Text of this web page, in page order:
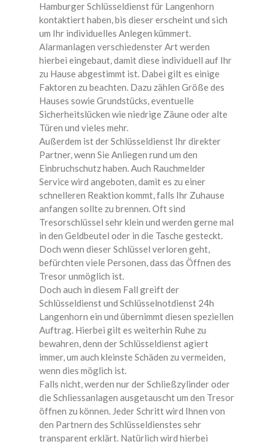
Hamburger Schlüsseldienst für Langenhorn
kontaktiert haben, bis dieser erscheint und sich
um Ihr individuelles Anlegen kümmert.
Alarmanlagen verschiedenster Art werden
hierbei eingebaut, damit diese individuell auf Ihr
zu Hause abgestimmt ist. Dabei gilt es einige
Faktoren zu beachten. Dazu zählen Größe des
Hauses sowie Grundstücks, eventuelle
Sicherheitslücken wie niedrige Zäune oder alte
Türen und vieles mehr.
Außerdem ist der Schlüsseldienst Ihr direkter
Partner, wenn Sie Anliegen rund um den
Einbruchschutz haben. Auch Rauchmelder
Service wird angeboten, damit es zu einer
schnelleren Reaktion kommt, falls Ihr Zuhause
anfangen sollte zu brennen. Oft sind
Tresorschlüssel sehr klein und werden gerne mal
in den Geldbeutel oder in die Tasche gesteckt.
Doch wenn dieser Schlüssel verloren geht,
befürchten viele Personen, dass das Öffnen des
Tresor unmöglich ist.
Doch auch in diesem Fall greift der
Schlüsseldienst und Schlüsselnotdienst 24h
Langenhorn ein und übernimmt diesen speziellen
Auftrag. Hierbei gilt es weiterhin Ruhe zu
bewahren, denn der Schlüsseldienst agiert
immer, um auch kleinste Schäden zu vermeiden,
wenn dies möglich ist.
Falls nicht, werden nur der Schließzylinder oder
die Schliessanlagen ausgetauscht um den Tresor
öffnen zu können. Jeder Schritt wird Ihnen von
den Partnern des Schlüsseldienstes sehr
transparent erklärt. Natürlich wird hierbei